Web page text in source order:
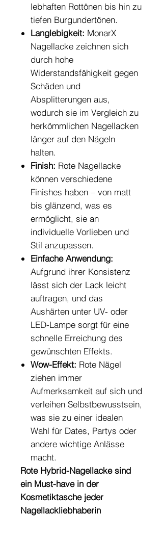
lebhaften Rottönen bis hin zu
tiefen Burgundertönen.
Langlebigkeit: MonarX
Nagellacke zeichnen sich
durch hohe
Widerstandsfähigkeit gegen
Schäden und
Absplitterungen aus,
wodurch sie im Vergleich zu
herkömmlichen Nagellacken
länger auf den Nägeln
halten.
Finish: Rote Nagellacke
können verschiedene
Finishes haben – von matt
bis glänzend, was es
ermöglicht, sie an
individuelle Vorlieben und
Stil anzupassen.
Einfache Anwendung:
Aufgrund ihrer Konsistenz
lässt sich der Lack leicht
auftragen, und das
Aushärten unter UV- oder
LED-Lampe sorgt für eine
schnelle Erreichung des
gewünschten Effekts.
Wow-Effekt: Rote Nägel
ziehen immer
Aufmerksamkeit auf sich und
verleihen Selbstbewusstsein,
was sie zu einer idealen
Wahl für Dates, Partys oder
andere wichtige Anlässe
macht.
Rote Hybrid-Nagellacke sind
ein Must-have in der
Kosmetiktasche jeder
Nagellackliebhaberin